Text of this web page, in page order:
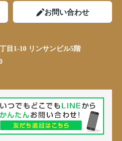
お問い合わせ
目1-10 リンサンビル5階